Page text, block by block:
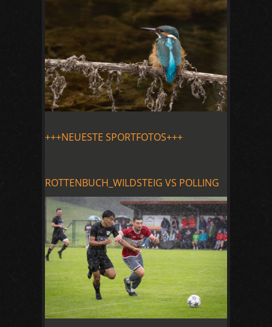
+++NEUESTE SPORTFOTOS+++
ROTTENBUCH_WILDSTEIG VS POLLING